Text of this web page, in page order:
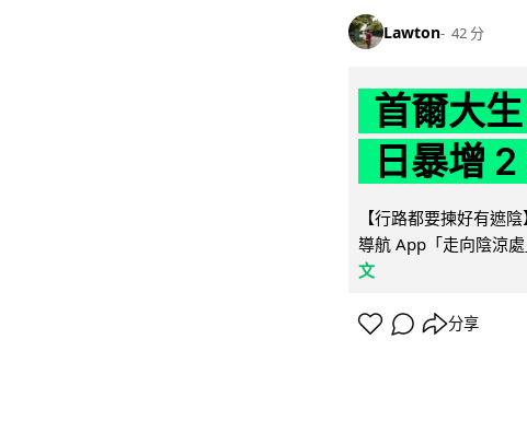
Lawton 42 分
首爾大
日暴增
【行路都要揀好有遮
導航 App「走向陰涼
文
分享